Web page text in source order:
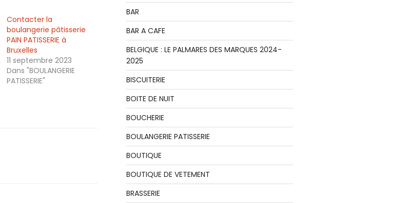
Contacter la
boulangerie pâtisserie
PAIN PATISSERIE à
Bruxelles
11 septembre 2023
Dans "BOULANGERIE
PATISSERIE"
BAR
BAR A CAFE
BELGIQUE : LE PALMARES DES MARQUES 2024-
2025
BISCUITERIE
BOITE DE NUIT
BOUCHERIE
BOULANGERIE PATISSERIE
BOUTIQUE
BOUTIQUE DE VETEMENT
BRASSERIE